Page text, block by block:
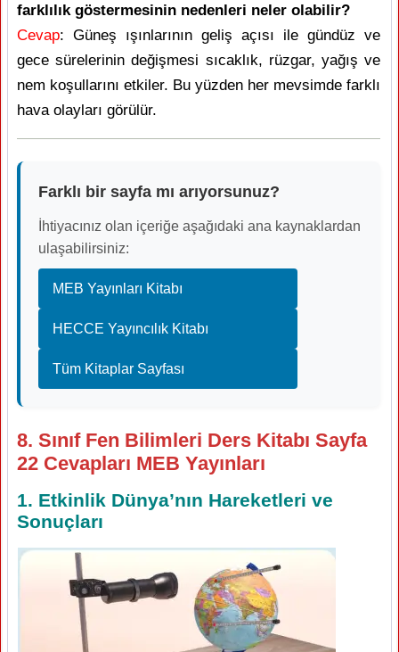
farklılık göstermesinin nedenleri neler olabilir?
Cevap: Güneş ışınlarının geliş açısı ile gündüz ve
gece sürelerinin değişmesi sıcaklık, rüzgar, yağış ve
nem koşullarını etkiler. Bu yüzden her mevsimde farklı
hava olayları görülür.
Farklı bir sayfa mı arıyorsunuz?
İhtiyacınız olan içeriğe aşağıdaki ana kaynaklardan
ulaşabilirsiniz:
MEB Yayınları Kitabı
HECCE Yayıncılık Kitabı
Tüm Kitaplar Sayfası
8. Sınıf Fen Bilimleri Ders Kitabı Sayfa
22 Cevapları MEB Yayınları
1. Etkinlik Dünya’nın Hareketleri ve
Sonuçları